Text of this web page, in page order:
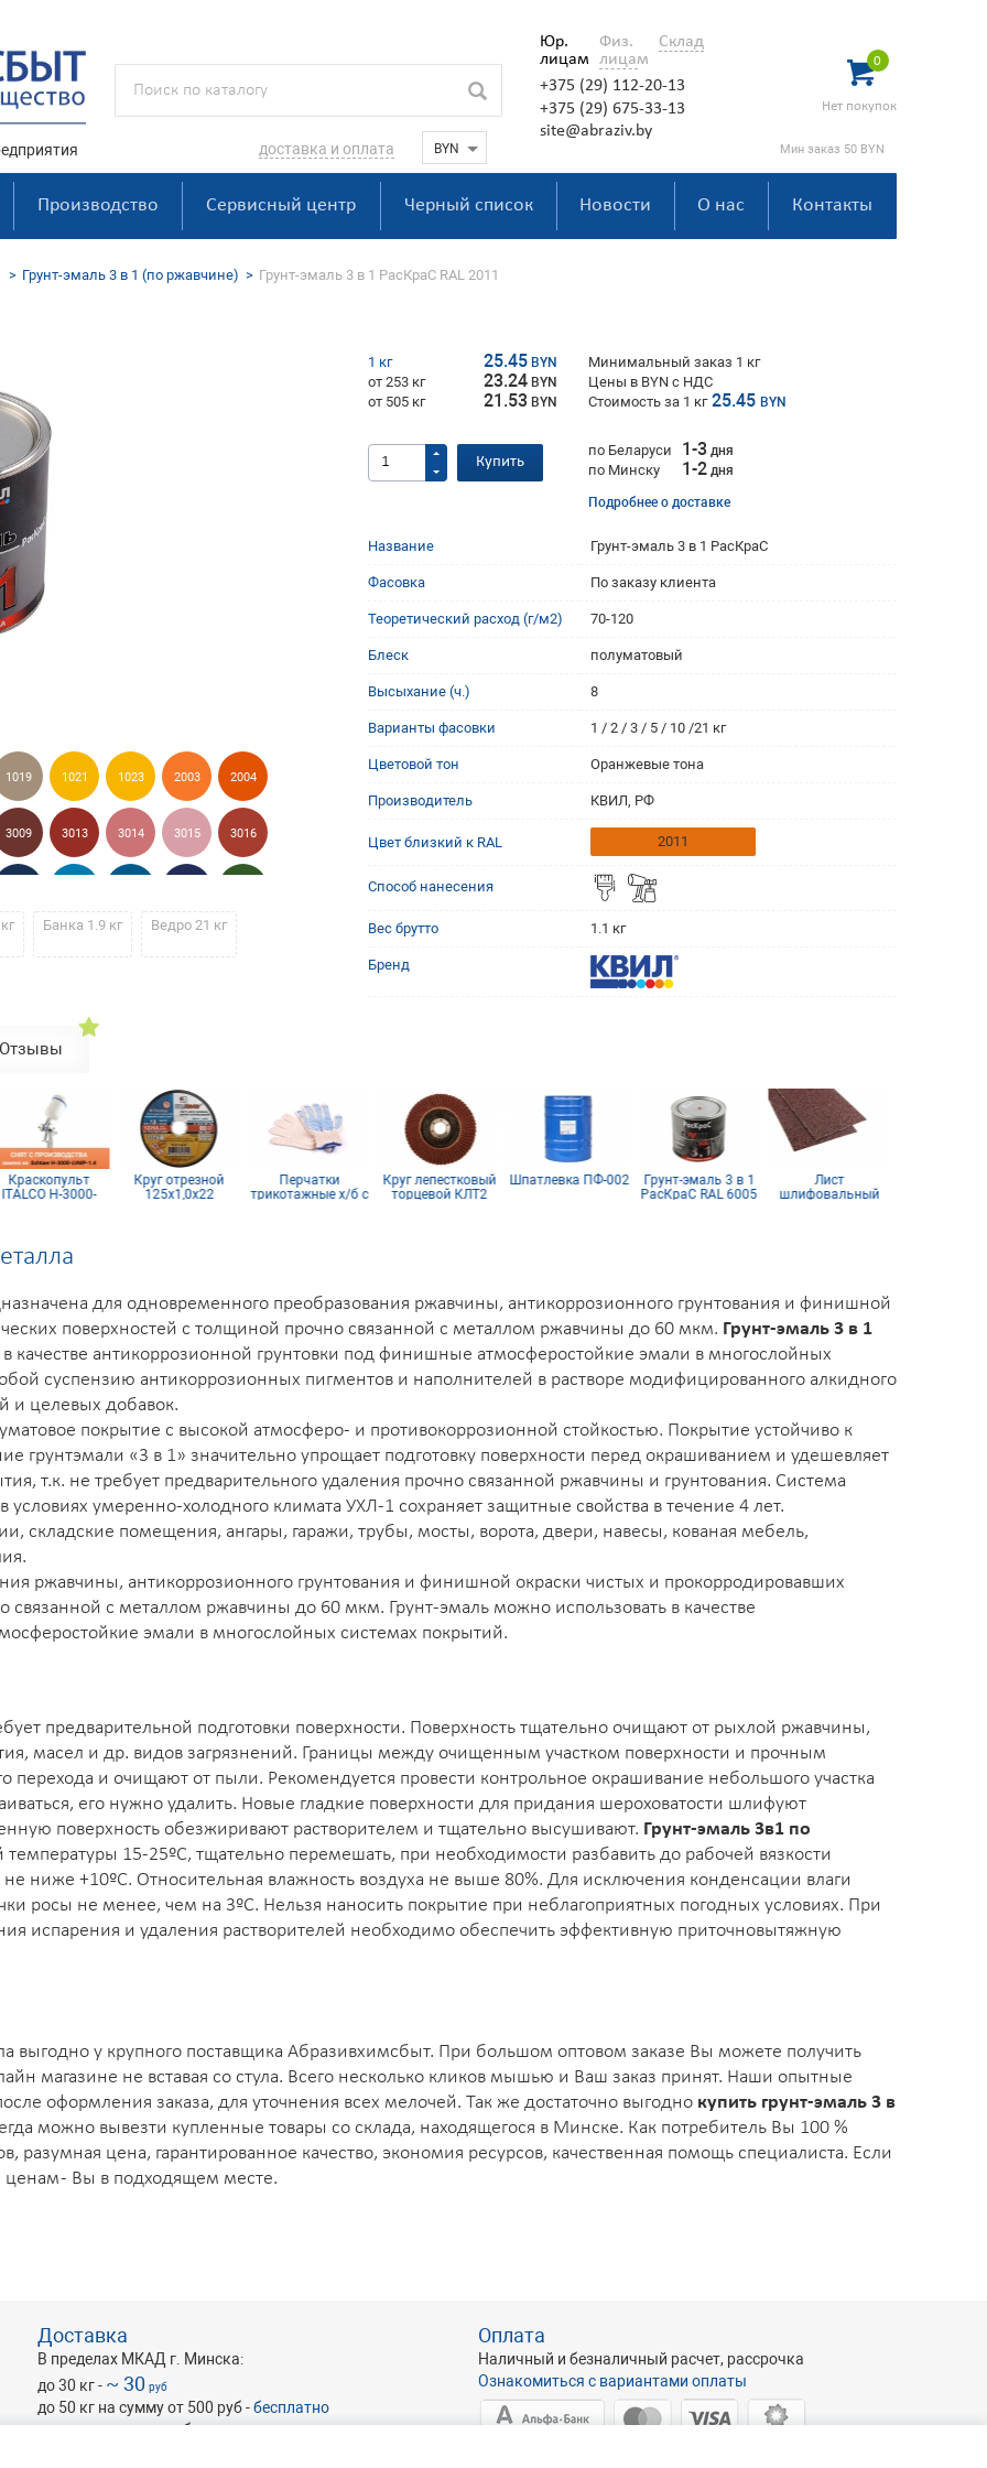
Юр.
лицам
Физ.
лицам
Склад
+375 (29) 112-20-13
+375 (29) 675-33-13
site@abraziv.by
0
Нет покупок
доставка и оплата Мин заказ 50 BYN
Производство Сервисный центр Черный список Новости О нас Контакты
Грунт-эмаль 3 в 1 (по ржавчине) Грунт-эмаль 3 в 1 РасКраС RAL 2011
1019 1021 1023 2003 2004
3009 3013 3014 3015 3016
7000 7004 7015
Банка 1.9 кг Ведро 21 кг
1 кг 25.45BYN
от 253 кг 23.24BYN
от 505 кг 21.53BYN
Минимальный заказ 1 кг
Цены в BYN с НДС
Стоимость за 1 кг 25.45 BYN
Купить
по Беларуси 1-3 дня
по Минску 1-2 дня
Подробнее о доставке
Название Грунт-эмаль 3 в 1 РасКраС
Фасовка По заказу клиента
Теоретический расход (г/м2) 70-120
Блеск полуматовый
Высыхание (ч.) 8
Варианты фасовки 1 / 2 / 3 / 5 / 10 /21 кг
Цветовой тон Оранжевые тона
Производитель КВИЛ, РФ
Цвет близкий к RAL 2011
Способ нанесения
Вес брутто 1.1 кг
Бренд
Отзывы
Краскопульт
ITALCO H-3000-
Круг отрезной
125х1,0х22
Перчатки
трикотажные х/б с
Круг лепестковый
торцевой КЛТ2
Шпатлевка ПФ-002
Грунт-эмаль 3 в 1
РасКраС RAL 6005
Лист
шлифовальный
для одновременного преобразования ржавчины, антикоррозионного грунтования и финишной
поверхностей с толщиной прочно связанной с металлом ржавчины до 60 мкм. Грунт-эмаль 3 в 1
качестве антикоррозионной грунтовки под финишные атмосферостойкие эмали в многослойных
суспензию антикоррозионных пигментов и наполнителей в растворе модифицированного алкидного
и целевых добавок.
покрытие с высокой атмосферо- и противокоррозионной стойкостью. Покрытие устойчиво к
грунтэмали «3 в 1» значительно упрощает подготовку поверхности перед окрашиванием и удешевляет
т.к. не требует предварительного удаления прочно связанной ржавчины и грунтования. Система
условиях умеренно-холодного климата УХЛ-1 сохраняет защитные свойства в течение 4 лет.
складские помещения, ангары, гаражи, трубы, мосты, ворота, двери, навесы, кованая мебель,
ржавчины, антикоррозионного грунтования и финишной окраски чистых и прокорродировавших
связанной с металлом ржавчины до 60 мкм. Грунт-эмаль можно использовать в качестве
эмали в многослойных системах покрытий.
предварительной подготовки поверхности. Поверхность тщательно очищают от рыхлой ржавчины,
масел и др. видов загрязнений. Границы между очищенным участком поверхности и прочным
и очищают от пыли. Рекомендуется провести контрольное окрашивание небольшого участка
его нужно удалить. Новые гладкие поверхности для придания шероховатости шлифуют
поверхность обезжиривают растворителем и тщательно высушивают. Грунт-эмаль 3в1 по
15-25ºС, тщательно перемешать, при необходимости разбавить до рабочей вязкости
ниже +10ºС. Относительная влажность воздуха не выше 80%. Для исключения конденсации влаги
росы не менее, чем на 3ºС. Нельзя наносить покрытие при неблагоприятных погодных условиях. При
испарения и удаления растворителей необходимо обеспечить эффективную приточновытяжную
выгодно у крупного поставщика Абразивхимсбыт. При большом оптовом заказе Вы можете получить
магазине не вставая со стула. Всего несколько кликов мышью и Ваш заказ принят. Наши опытные
оформления заказа, для уточнения всех мелочей. Так же достаточно выгодно купить грунт-эмаль 3 в
можно вывезти купленные товары со склада, находящегося в Минске. Как потребитель Вы 100 %
разумная цена, гарантированное качество, экономия ресурсов, качественная помощь специалиста. Если
- Вы в подходящем месте.
Доставка
В пределах МКАД г. Минска:
до 30 кг - ~ 30 руб
до 50 кг на сумму от 500 руб -бесплатно
оптовые и крупногабаритные -по запросу
Оплата
Наличный и безналичный расчет, рассрочка
Ознакомиться с вариантами оплаты